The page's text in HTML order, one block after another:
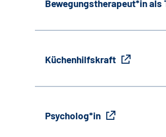
Bewegungstherapeut*in als
Küchenhilfskraft
Psycholog*in